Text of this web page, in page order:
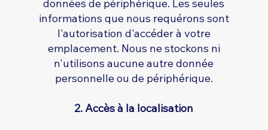
données de périphérique. Les seules
informations que nous requérons sont
l'autorisation d'accéder à votre
emplacement. Nous ne stockons ni
n'utilisons aucune autre donnée
personnelle ou de périphérique.
2. Accès à la localisation